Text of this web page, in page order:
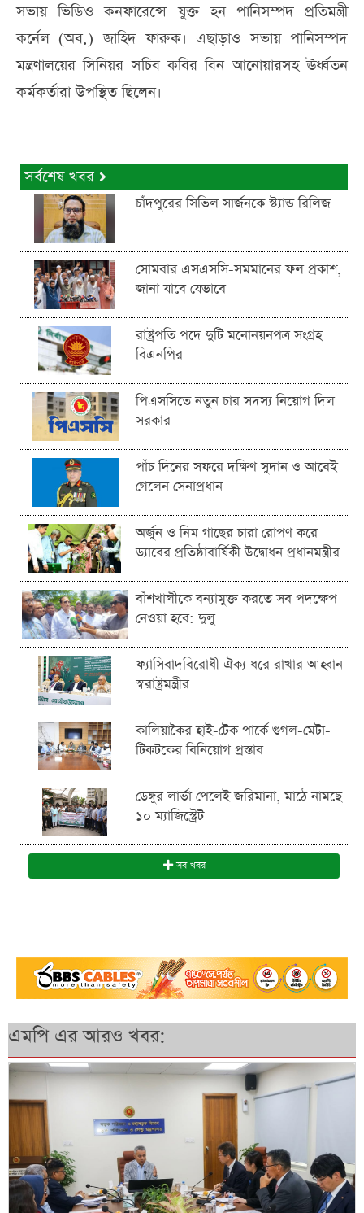
সভায় ভিডিও কনফারেন্সে যুক্ত হন পানিসম্পদ প্রতিমন্ত্রী
কর্নেল (অব.) জাহিদ ফারুক। এছাড়াও সভায় পানিসম্পদ
মন্ত্রণালয়ের সিনিয়র সচিব কবির বিন আনোয়ারসহ ঊর্ধ্বতন
কর্মকর্তারা উপস্থিত ছিলেন।
সর্বশেষ খবর
চাঁদপুরের সিভিল সার্জনকে স্ট্যান্ড রিলিজ
সোমবার এসএসসি-সমমানের ফল প্রকাশ,
জানা যাবে যেভাবে
রাষ্ট্রপতি পদে দুটি মনোনয়নপত্র সংগ্রহ
বিএনপির
পিএসসিতে নতুন চার সদস্য নিয়োগ দিল
সরকার
পাঁচ দিনের সফরে দক্ষিণ সুদান ও আবেই
গেলেন সেনাপ্রধান
অর্জুন ও নিম গাছের চারা রোপণ করে
ড্যাবের প্রতিষ্ঠাবার্ষিকী উদ্বোধন প্রধানমন্ত্রীর
বাঁশখালীকে বন্যামুক্ত করতে সব পদক্ষেপ
নেওয়া হবে: দুলু
ফ্যাসিবাদবিরোধী ঐক্য ধরে রাখার আহ্বান
স্বরাষ্ট্রমন্ত্রীর
কালিয়াকৈর হাই-টেক পার্কে গুগল-মেটা-
টিকটকের বিনিয়োগ প্রস্তাব
ডেঙ্গুর লার্ভা পেলেই জরিমানা, মাঠে নামছে
১০ ম্যাজিস্ট্রেট
সব খবর
এমপি এর আরও খবর: